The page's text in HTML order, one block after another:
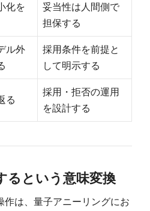
化を
妥当性は人間側で
担保する
ル外
採用条件を前提と
して明示する
る
採用・拒否の運用
を設計する
るという意味変換
作は、量子アニーリングにお